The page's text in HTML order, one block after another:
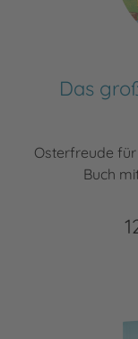
Das
Osterfreude
Buch